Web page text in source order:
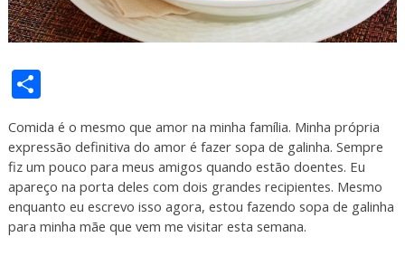
Share
Comida é o mesmo que amor na minha família. Minha própria
expressão definitiva do amor é fazer sopa de galinha. Sempre
fiz um pouco para meus amigos quando estão doentes. Eu
apareço na porta deles com dois grandes recipientes. Mesmo
enquanto eu escrevo isso agora, estou fazendo sopa de galinha
para minha mãe que vem me visitar esta semana.